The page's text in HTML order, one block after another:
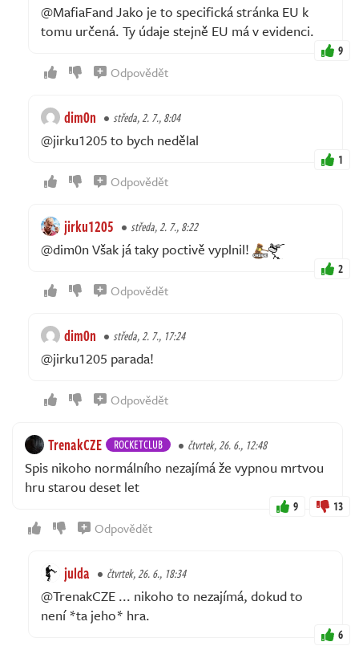
@MafiaFand Jako je to specifická stránka EU k
tomu určená. Ty údaje stejně EU má v evidenci.
9
Odpovědět
dim0n středa, 2. 7., 8:04
@jirku1205 to bych nedělal
1
Odpovědět
jirku1205 středa, 2. 7., 8:22
@dim0n Však já taky poctivě vyplnil!
2
Odpovědět
dim0n středa, 2. 7., 17:24
@jirku1205 parada!
Odpovědět
TrenakCZE ROCKETCLUB čtvrtek, 26. 6., 12:48
Spis nikoho normálního nezajímá že vypnou mrtvou
hru starou deset let
9 13
Odpovědět
julda čtvrtek, 26. 6., 18:34
@TrenakCZE ... nikoho to nezajímá, dokud to
není *ta jeho* hra.
6